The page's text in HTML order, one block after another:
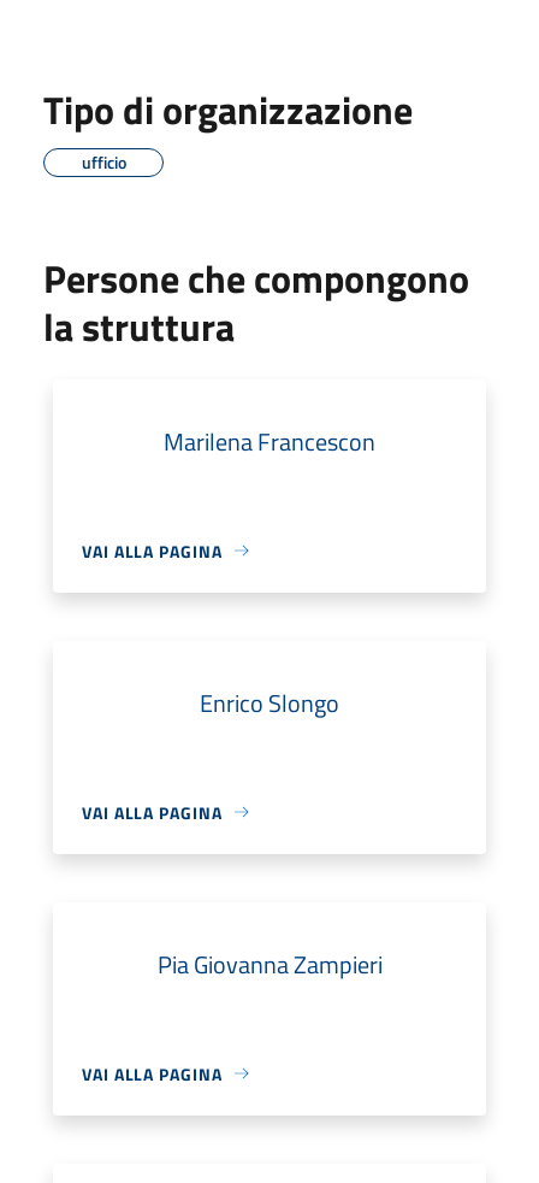
Tipo di organizzazione
ufficio
Persone che compongono
la struttura
Marilena Francescon
VAI ALLA PAGINA
Enrico Slongo
VAI ALLA PAGINA
Pia Giovanna Zampieri
VAI ALLA PAGINA